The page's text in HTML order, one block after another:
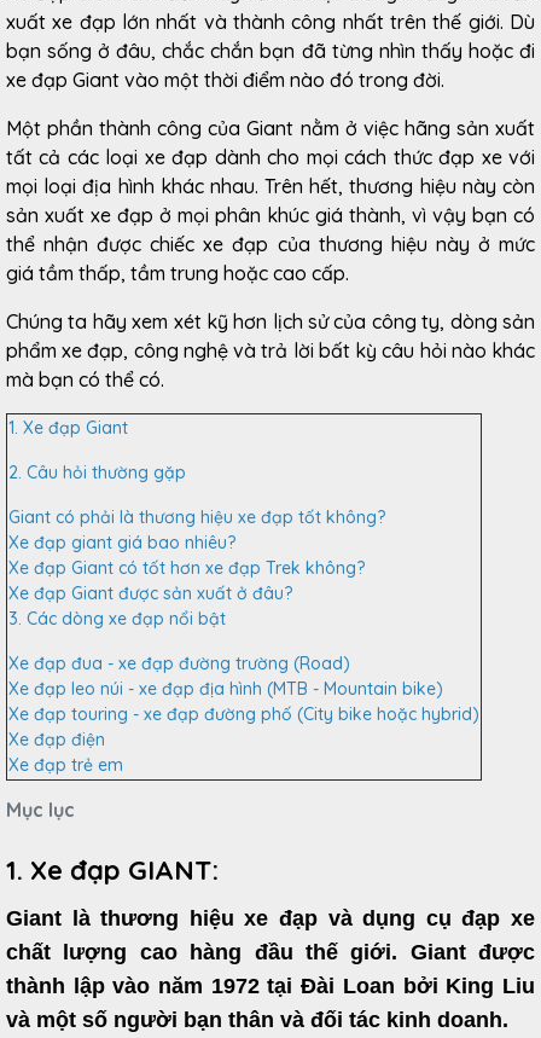
xuất xe đạp lớn nhất và thành công nhất trên thế giới. Dù
bạn sống ở đâu, chắc chắn bạn đã từng nhìn thấy hoặc đi
xe đạp Giant vào một thời điểm nào đó trong đời.
Một phần thành công của Giant nằm ở việc hãng sản xuất
tất cả các loại xe đạp dành cho mọi cách thức đạp xe với
mọi loại địa hình khác nhau. Trên hết, thương hiệu này còn
sản xuất xe đạp ở mọi phân khúc giá thành, vì vậy bạn có
thể nhận được chiếc xe đạp của thương hiệu này ở mức
giá tầm thấp, tầm trung hoặc cao cấp.
Chúng ta hãy xem xét kỹ hơn lịch sử của công ty, dòng sản
phẩm xe đạp, công nghệ và trả lời bất kỳ câu hỏi nào khác
mà bạn có thể có.
Mục lục
1. Xe đạp Giant
2. Câu hỏi thường gặp
Giant có phải là thương hiệu xe đạp tốt không?
Xe đạp giant giá bao nhiêu?
Xe đạp Giant có tốt hơn xe đạp Trek không?
Xe đạp Giant được sản xuất ở đâu?
3. Các dòng xe đạp nổi bật
Xe đạp đua - xe đạp đường trường (Road)
Xe đạp leo núi - xe đạp địa hình (MTB - Mountain bike)
Xe đạp touring - xe đạp đường phố (City bike hoặc hybrid)
Xe đạp điện
Xe đạp trẻ em
1. Xe đạp GIANT:
Giant là thương hiệu xe đạp và dụng cụ đạp xe
chất lượng cao hàng đầu thế giới. Giant được
thành lập vào năm 1972 tại Đài Loan bởi King Liu
và một số người bạn thân và đối tác kinh doanh.